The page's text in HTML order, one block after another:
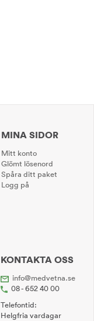
MINA SIDOR
Mitt konto
Glömt lösenord
Spåra ditt paket
Logg på
KONTAKTA OSS
info@medvetna.se
08 - 652 40 00
Telefontid:
Helgfria vardagar